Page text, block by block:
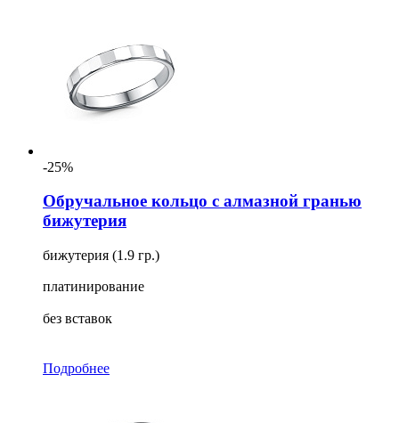
-25%
Обручальное кольцо с алмазной гранью
бижутерия
бижутерия (1.9 гр.)
платинирование
без вставок
Подробнее